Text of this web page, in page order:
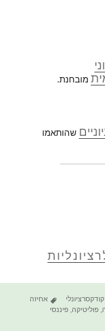
מובחנת.
שהותאמו
,קודקסרציונלי תגיות
אחיזה
,פוליטיקה ,פיננסי
– יישום | מימוש